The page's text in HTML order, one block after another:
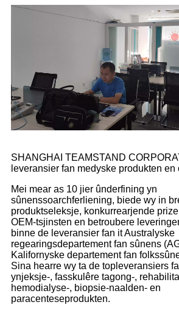
SHANGHAI TEAMSTAND
leveransier fan medyske produkten en
Mei mear as 10 jier ûnderfining yn
sûnenssoarchferliening, biede wy in
produktseleksje, konkurrearjende
OEM-tsjinsten en betroubere
binne de leveransier fan it Australyske
regearingsdepartement fan sûnens
Kalifornyske departement fan
Sina hearre wy ta de topleveransiers
ynjeksje-, fasskulêre tagong-,
hemodialyse-, biopsie-naalden- en
paracenteseprodukten.